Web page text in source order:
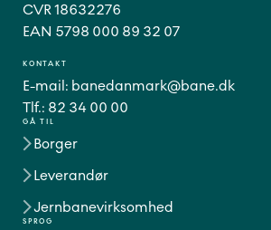
GÅ TIL
Borger
Leverandør
Jernbanevirksomhed
SPROG
CVR 18632276
EAN 5798 000 89 32 07
KONTAKT
E-mail: banedanmark@bane.dk
Tlf.: 82 34 00 00